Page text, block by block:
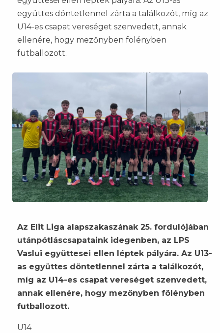
együttes döntetlennel zárta a találkozót, míg az
U14-es csapat vereséget szenvedett, annak
ellenére, hogy mezőnyben fölényben
futballozott.
Az Elit Liga alapszakaszának 25. fordulójában
utánpótláscsapataink idegenben, az LPS
Vaslui együttesei ellen léptek pályára. Az U13-
as együttes döntetlennel zárta a találkozót,
míg az U14-es csapat vereséget szenvedett,
annak ellenére, hogy mezőnyben fölényben
futballozott.
U14